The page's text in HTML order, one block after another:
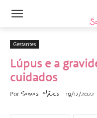
Gestantes
Lúpus e a
cuidados
Por Somos Mães 19/12/2022